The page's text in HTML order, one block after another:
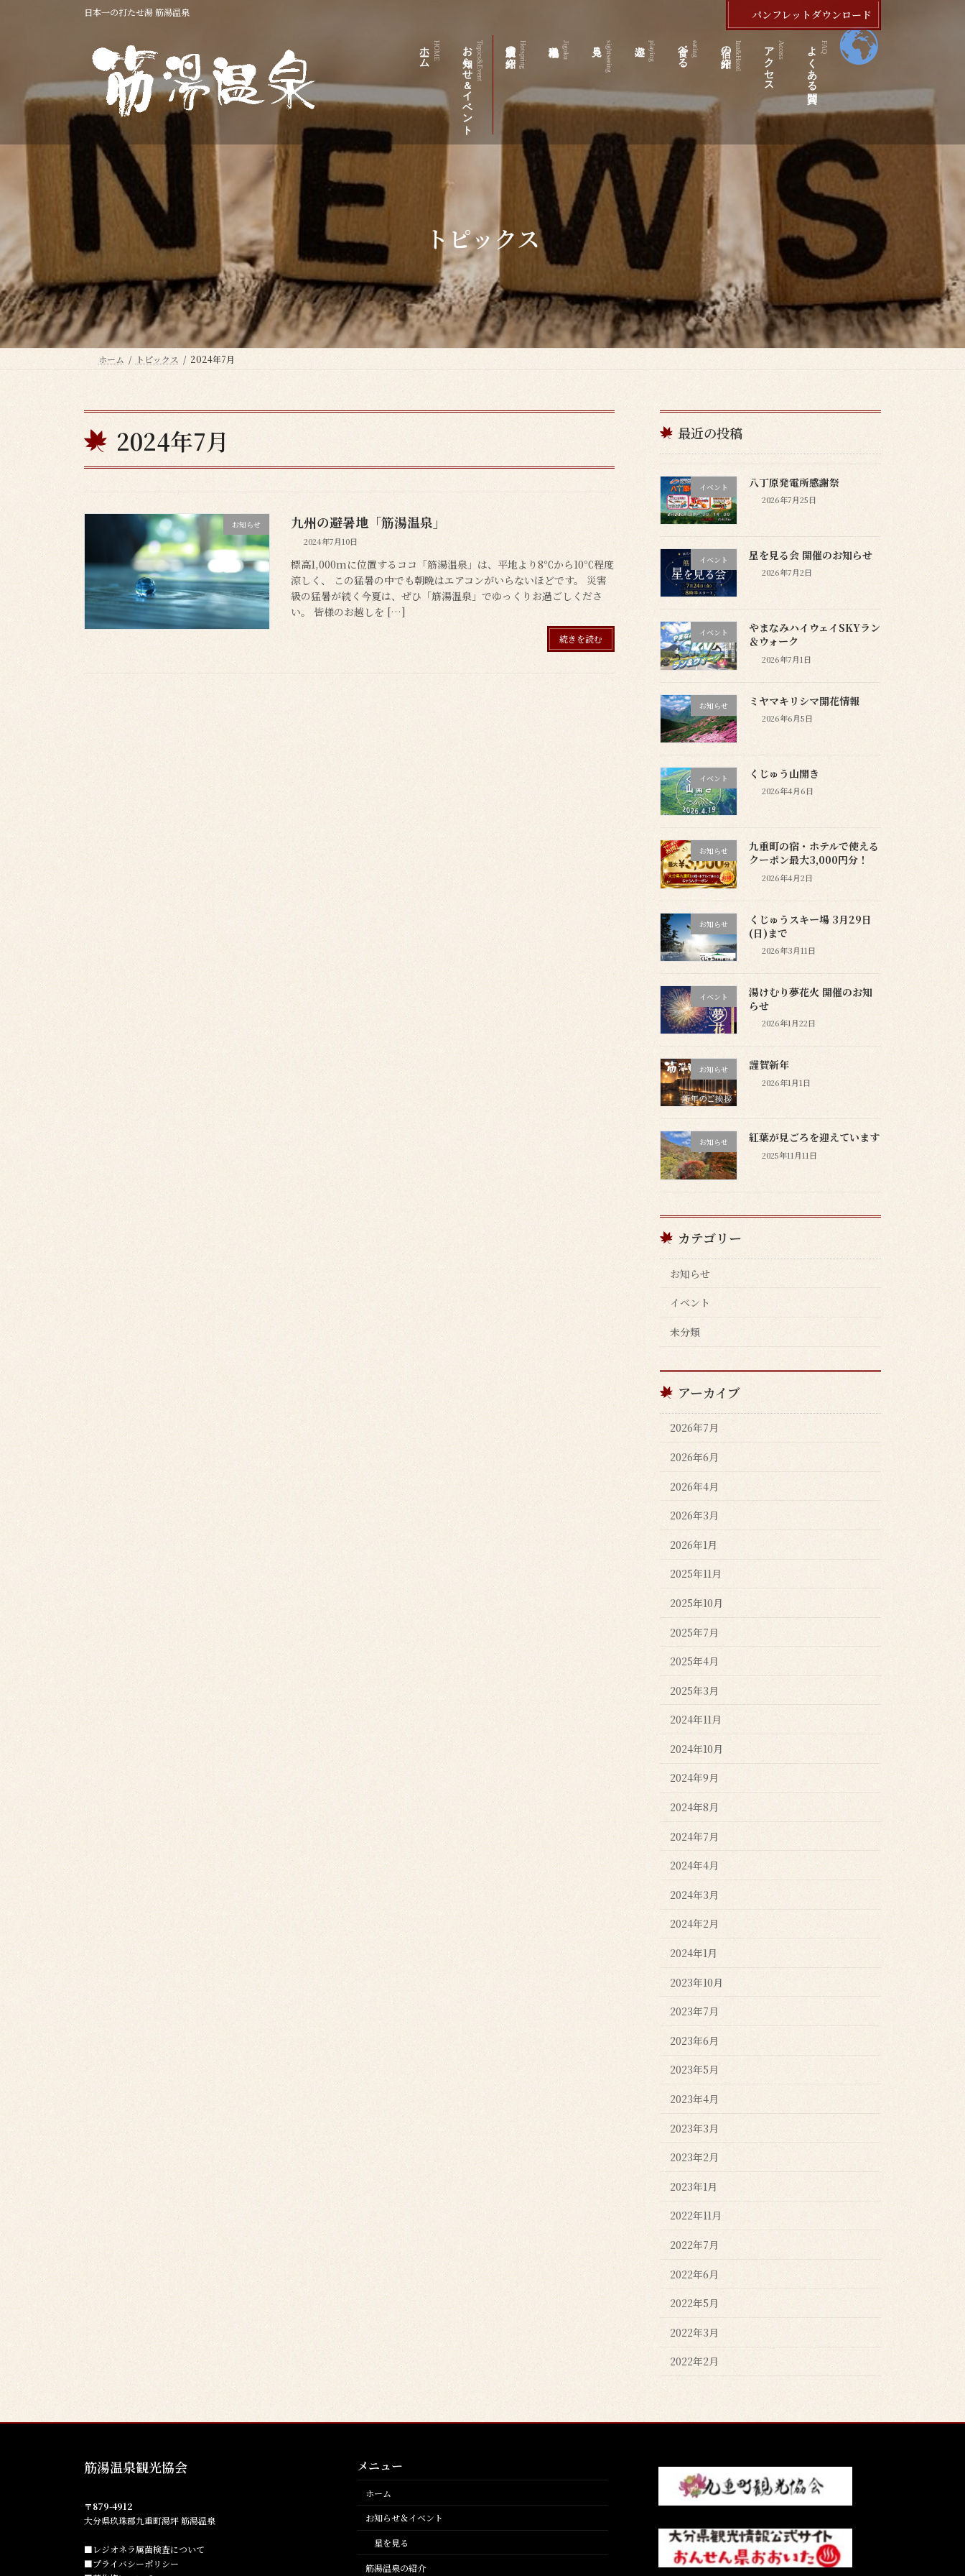
日本一の打たせ湯 筋湯温泉 パンフレットダウンロード
ホーム HOME お知らせ＆イベントTopics&Event 筋湯温泉の紹介 Hotspring Jigoku 見る sightseeing 遊ぶ playing 食べる eating 宿の紹介 Inn&Hotel アクセス Access よくある質問 FAQ
トピックス
ホーム トピックス 2024年7月
2024年7月
お知らせ 九州の避暑地「筋湯温泉」
2024年7月10日
標高1,000mに位置するココ「筋湯温泉」は、平地より8℃から10℃程度
涼しく、 この猛暑の中でも朝晩はエアコンがいらないほどです。 災害
級の猛暑が続く今夏は、ぜひ「筋湯温泉」でゆっくりお過ごしくださ
い。 皆様のお越しを […]
続きを読む
最近の投稿
イベント 八丁原発電所感謝祭
2026年7月25日
イベント 星を見る会 開催のお知らせ
2026年7月2日
イベント
やまなみハイウェイSKYラン
＆ウォーク
2026年7月1日
お知らせ ミヤマキリシマ開花情報
2026年6月5日
イベント くじゅう山開き
2026年4月6日
お知らせ
九重町の宿・ホテルで使える
クーポン最大3,000円分！
2026年4月2日
お知らせ
くじゅうスキー場 3月29日
(日)まで
2026年3月11日
イベント
湯けむり夢花火 開催のお知
らせ
2026年1月22日
お知らせ 謹賀新年
2026年1月1日
お知らせ 紅葉が見ごろを迎えています
2025年11月11日
カテゴリー
お知らせ
イベント
未分類
アーカイブ
2026年7月
2026年6月
2026年4月
2026年3月
2026年1月
2025年11月
2025年10月
2025年7月
2025年4月
2025年3月
2024年11月
2024年10月
2024年9月
2024年8月
2024年7月
2024年4月
2024年3月
2024年2月
2024年1月
2023年10月
2023年7月
2023年6月
2023年5月
2023年4月
2023年3月
2023年2月
2023年1月
2022年11月
2022年7月
2022年6月
2022年5月
2022年3月
2022年2月
筋湯温泉観光協会
〒879-4912
大分県玖珠郡九重町湯坪 筋湯温泉
■レジオネラ属菌検査について
■プライバシーポリシー
メニュー
ホーム
お知らせ＆イベント
星を見る
筋湯温泉の紹介